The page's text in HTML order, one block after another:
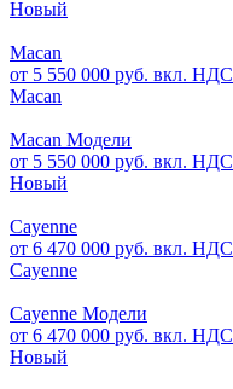
Новый
Macan
от 5 550 000 руб. вкл. НДС
Macan
Macan Модели
от 5 550 000 руб. вкл. НДС
Новый
Cayenne
от 6 470 000 руб. вкл. НДС
Cayenne
Cayenne Модели
от 6 470 000 руб. вкл. НДС
Новый